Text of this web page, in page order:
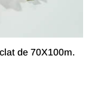
de 70X100m.